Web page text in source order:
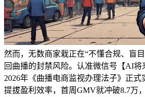
然而，无数商家栽正在“不懂合规、盲
回曲播的封禁风险。认准微信号【AI将
2026年《曲播电商监视办理法子》正式
提拔盈利效率，首周GMV就冲破8.7万